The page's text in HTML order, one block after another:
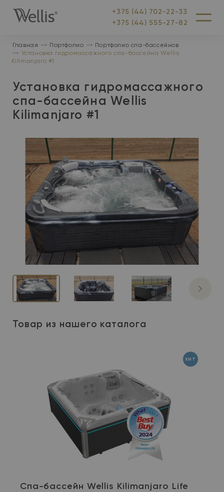
На
+375 (44) 702-22-33
+375 (44) 555-27-82
Меню
Главная Портфолио
Портфолио спа-бассейнов
Установка гидромассажного спа-бассейна Wellis
Kilimanjaro #1
Установка гидромассажного
спа-бассейна Wellis
Kilimanjaro #1
Товар из нашего каталога
Спа-бассейн Wellis Kilimanjaro Life
хит